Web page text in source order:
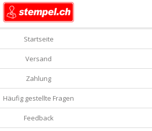
Startseite
Versand
Zahlung
Häufig gestellte Fragen
Feedback